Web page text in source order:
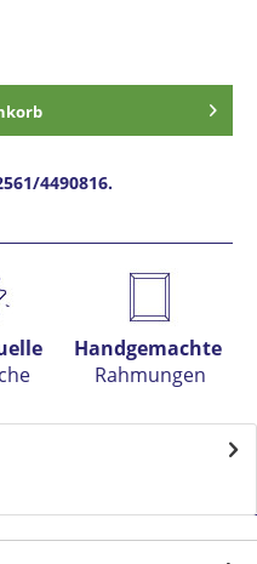
4490816.
Handgemachte
Rahmungen